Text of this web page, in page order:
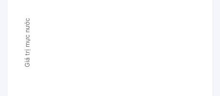
Giá trị mực nước